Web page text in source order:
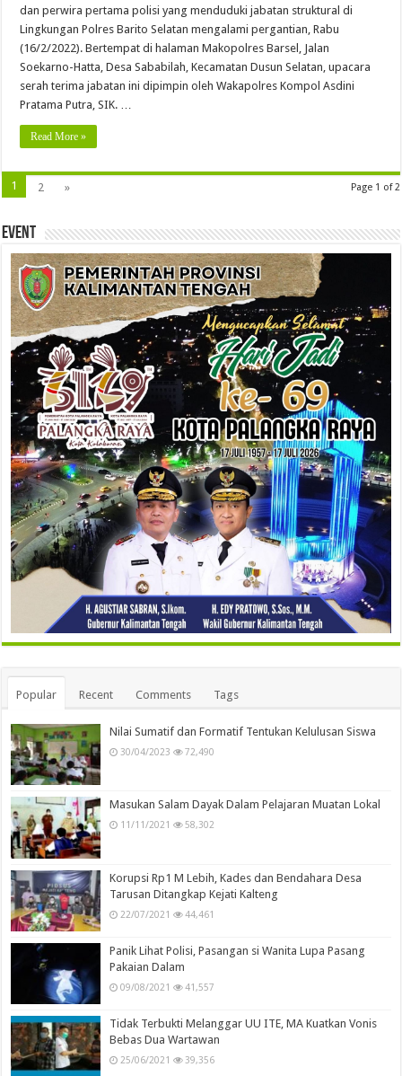
dan perwira pertama polisi yang menduduki jabatan struktural di
Lingkungan Polres Barito Selatan mengalami pergantian, Rabu
(16/2/2022). Bertempat di halaman Makopolres Barsel, Jalan
Soekarno-Hatta, Desa Sababilah, Kecamatan Dusun Selatan, upacara
serah terima jabatan ini dipimpin oleh Wakapolres Kompol Asdini
Pratama Putra, SIK. …
Read More »
Page 1 of 2
1 2 »
Event
Popular Recent Comments Tags
Nilai Sumatif dan Formatif Tentukan Kelulusan Siswa
30/04/2023 72,490
Masukan Salam Dayak Dalam Pelajaran Muatan Lokal
11/11/2021 58,302
Korupsi Rp1 M Lebih, Kades dan Bendahara Desa
Tarusan Ditangkap Kejati Kalteng
22/07/2021 44,461
Panik Lihat Polisi, Pasangan si Wanita Lupa Pasang
Pakaian Dalam
09/08/2021 41,557
Tidak Terbukti Melanggar UU ITE, MA Kuatkan Vonis
Bebas Dua Wartawan
25/06/2021 39,356